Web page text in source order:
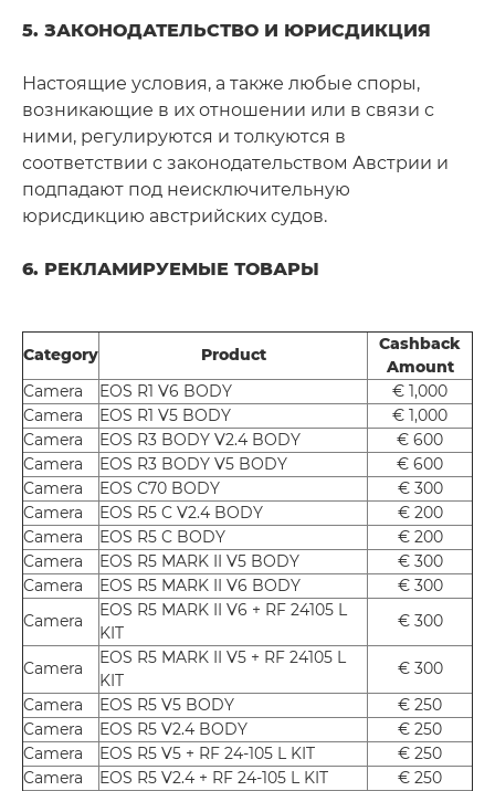
5. ЗАКОНОДАТЕЛЬСТВО И ЮРИСДИКЦИЯ
Настоящие условия, а также любые споры,
возникающие в их отношении или в связи с
ними, регулируются и толкуются в
соответствии с законодательством Австрии и
подпадают под неисключительную
юрисдикцию австрийских судов.
6. РЕКЛАМИРУЕМЫЕ ТОВАРЫ
Category Product
Cashback
Amount
Camera
EOS R1 V6 BODY
€ 1,000
Camera
EOS R1 V5 BODY
€ 1,000
Camera
EOS R3 BODY V2.4 BODY
€ 600
Camera
EOS R3 BODY V5 BODY
€ 600
Camera
EOS C70 BODY
€ 300
Camera
EOS R5 C V2.4 BODY
€ 200
Camera
EOS R5 C BODY
€ 200
Camera
EOS R5 MARK II V5 BODY
€ 300
Camera
EOS R5 MARK II V6 BODY
€ 300
Camera
EOS R5 MARK II V6 + RF 24105 L
KIT
€ 300
Camera
EOS R5 MARK II V5 + RF 24105 L
KIT
€ 300
Camera
EOS R5 V5 BODY
€ 250
Camera
EOS R5 V2.4 BODY
€ 250
Camera
EOS R5 V5 + RF 24-105 L KIT
€ 250
Camera
EOS R5 V2.4 + RF 24-105 L KIT
€ 250